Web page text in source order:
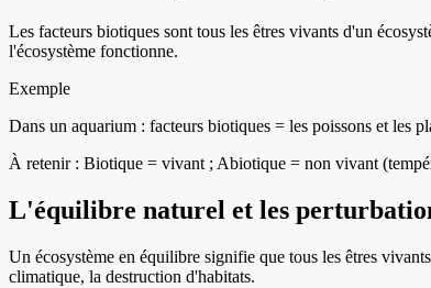
Les facteurs biotiques sont tous les êtres vivants d'un
l'écosystème fonctionne.
Exemple
Dans un aquarium : facteurs biotiques = les poissons et les
À retenir : Biotique = vivant ; Abiotique = non vivant
L'équilibre naturel et les
Un écosystème en équilibre signifie que tous les êtres
climatique, la destruction d'habitats.